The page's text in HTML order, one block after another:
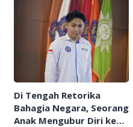
Di Tengah Retorika
Bahagia Negara, Seorang
Anak Mengubur Diri ke